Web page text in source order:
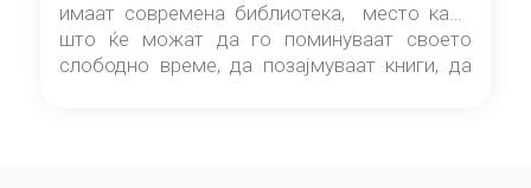
имаат современа библиотека, место каде
што ќе можат да го поминуваат своето
слободно време, да позајмуваат книги, да